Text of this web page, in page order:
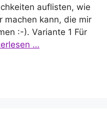
auflisten, wie
machen kann, die mir
:-). Variante 1 Für
…